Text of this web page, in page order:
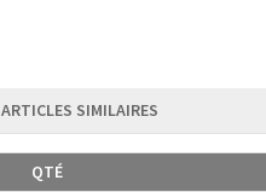
ARTICLES SIMILAIRES
QTÉ